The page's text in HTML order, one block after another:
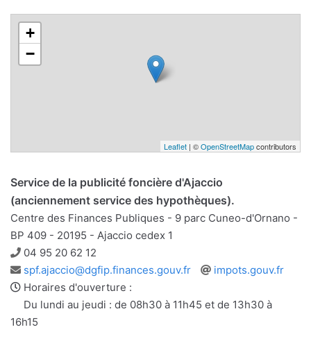
+
−
Leaflet | ©OpenStreetMapcontributors
Service de la publicité foncière d'Ajaccio
(anciennement service des hypothèques).
Centre des Finances Publiques - 9 parc Cuneo-d'Ornano -
BP 409 - 20195 - Ajaccio cedex 1
Téléphone
04 95 20 62 12
Adresse
e-
mail
spf.ajaccio@dgfip.finances.gouv.fr
Site
impots.gouv.fr
Horaires d'ouverture :
Du lundi au jeudi : de 08h30 à 11h45 et de 13h30 à
16h15